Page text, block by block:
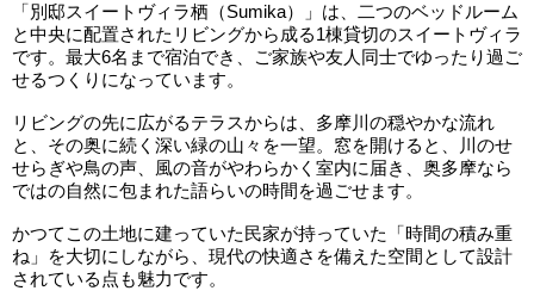
「別邸スイートヴィラ栖（Sumika）」は、二つのベッドルーム
と中央に配置されたリビングから成る1棟貸切のスイートヴィラ
です。最大6名まで宿泊でき、ご家族や友人同士でゆったり過ご
せるつくりになっています。
リビングの先に広がるテラスからは、多摩川の穏やかな流れ
と、その奥に続く深い緑の山々を一望。窓を開けると、川のせ
せらぎや鳥の声、風の音がやわらかく室内に届き、奥多摩なら
ではの自然に包まれた語らいの時間を過ごせます。
かつてこの土地に建っていた民家が持っていた「時間の積み重
ね」を大切にしながら、現代の快適さを備えた空間として設計
されている点も魅力です。